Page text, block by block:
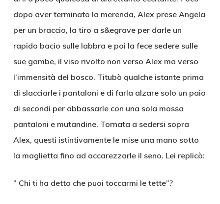
dopo aver terminato la merenda, Alex prese Angela
per un braccio, la tiro a s&egrave per darle un
rapido bacio sulle labbra e poi la fece sedere sulle
sue gambe, il viso rivolto non verso Alex ma verso
l’immensità del bosco. Titubò qualche istante prima
di slacciarle i pantaloni e di farla alzare solo un paio
di secondi per abbassarle con una sola mossa
pantaloni e mutandine. Tornata a sedersi sopra
Alex, questi istintivamente le mise una mano sotto
la maglietta fino ad accarezzarle il seno. Lei replicò:
” Chi ti ha detto che puoi toccarmi le tette”?